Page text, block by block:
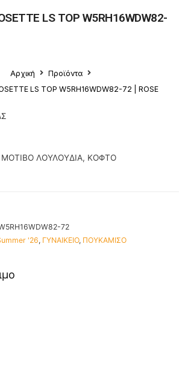
LS TOP W5RH16WDW82-
Αρχική
Προϊόντα
LS TOP W5RH16WDW82-72 | ROSE
ΛΟΥΛΟΥΔΙΑ, ΚΟΦΤΟ
72
'26, ΓΥΝΑΙΚΕΙΟ, ΠΟΥΚΑΜΙΣΟ